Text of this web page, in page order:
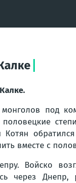
монголов под
вместе с
Войско
через Днепр,